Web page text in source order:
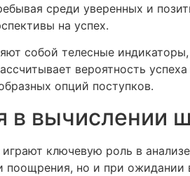
среди уверенных и
на успех.
собой телесные
вероятность
опций поступков.
в вычислении
ключевую роль в
но и при ожидании